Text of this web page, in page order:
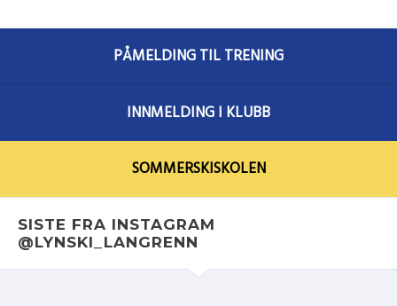
PÅMELDING TIL TRENING
INNMELDING I KLUBB
SOMMERSKISKOLEN
SISTE FRA INSTAGRAM
@LYNSKI_LANGRENN